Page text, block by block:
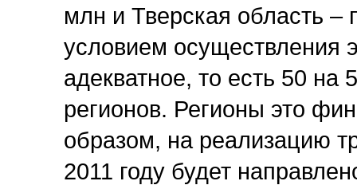
млн и Тверская область
условием осуществления
адекватное, то есть 50
регионов. Регионы это
образом, на реализацию
2011 году будет